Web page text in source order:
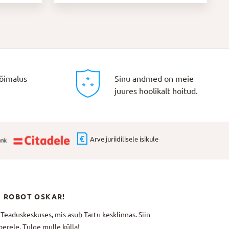
Sinu andmed on meie
juures hoolikalt hoitud.
Arve juriidilisele isikule
ROBOT OSKAR!
mis asub Tartu kesklinnas. Siin
Tulge mulle külla!